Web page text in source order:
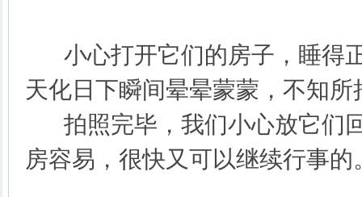
小心打开它们的房子，睡得
天化日下瞬间晕晕蒙蒙，不知所
拍照完毕，我们小心放它们
房容易，很快又可以继续行事的